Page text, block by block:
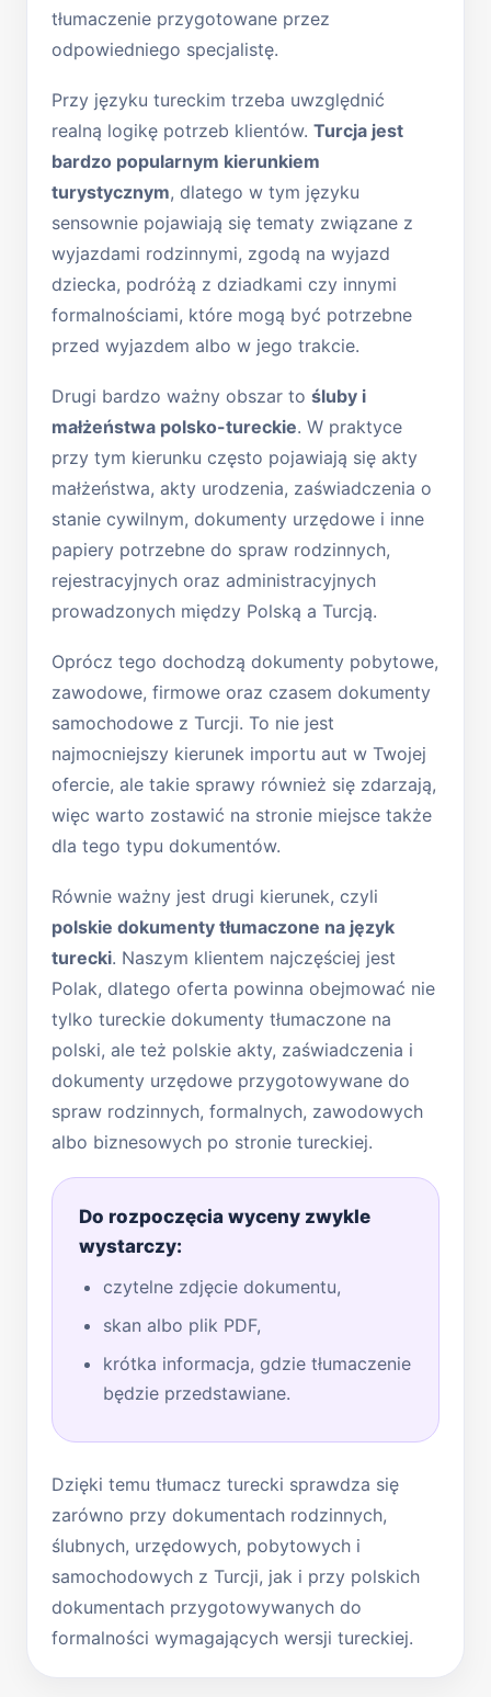
tłumaczenie przygotowane przez
odpowiedniego specjalistę.
Przy języku tureckim trzeba uwzględnić
realną logikę potrzeb klientów. Turcja jest
bardzo popularnym kierunkiem
turystycznym, dlatego w tym języku
sensownie pojawiają się tematy związane z
wyjazdami rodzinnymi, zgodą na wyjazd
dziecka, podróżą z dziadkami czy innymi
formalnościami, które mogą być potrzebne
przed wyjazdem albo w jego trakcie.
Drugi bardzo ważny obszar to śluby i
małżeństwa polsko-tureckie. W praktyce
przy tym kierunku często pojawiają się akty
małżeństwa, akty urodzenia, zaświadczenia o
stanie cywilnym, dokumenty urzędowe i inne
papiery potrzebne do spraw rodzinnych,
rejestracyjnych oraz administracyjnych
prowadzonych między Polską a Turcją.
Oprócz tego dochodzą dokumenty pobytowe,
zawodowe, firmowe oraz czasem dokumenty
samochodowe z Turcji. To nie jest
najmocniejszy kierunek importu aut w Twojej
ofercie, ale takie sprawy również się zdarzają,
więc warto zostawić na stronie miejsce także
dla tego typu dokumentów.
Równie ważny jest drugi kierunek, czyli
polskie dokumenty tłumaczone na język
turecki. Naszym klientem najczęściej jest
Polak, dlatego oferta powinna obejmować nie
tylko tureckie dokumenty tłumaczone na
polski, ale też polskie akty, zaświadczenia i
dokumenty urzędowe przygotowywane do
spraw rodzinnych, formalnych, zawodowych
albo biznesowych po stronie tureckiej.
Do rozpoczęcia wyceny zwykle
wystarczy:
czytelne zdjęcie dokumentu,
skan albo plik PDF,
krótka informacja, gdzie tłumaczenie
będzie przedstawiane.
Dzięki temu tłumacz turecki sprawdza się
zarówno przy dokumentach rodzinnych,
ślubnych, urzędowych, pobytowych i
samochodowych z Turcji, jak i przy polskich
dokumentach przygotowywanych do
formalności wymagających wersji tureckiej.